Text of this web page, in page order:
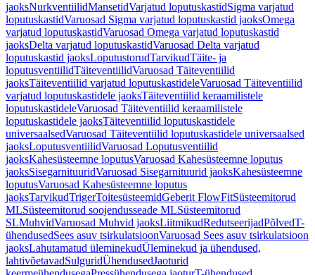
jaoksNurkventiilidMansetidVarjatud loputuskastidSigma varjatud
loputuskastidVaruosad Sigma varjatud loputuskastid jaoksOmega
varjatud loputuskastidVaruosad Omega varjatud loputuskastid
jaoksDelta varjatud loputuskastidVaruosad Delta varjatud
loputuskastid jaoksLoputustorudTarvikudTäite- ja
loputusventiilidTäiteventiilidVaruosad Täiteventiilid
jaoksTäiteventiilid varjatud loputuskastideleVaruosad Täiteventiilid
varjatud loputuskastidele jaoksTäiteventiilid keraamilistele
loputuskastideleVaruosad Täiteventiilid keraamilistele
loputuskastidele jaoksTäiteventiilid loputuskastidele
universaalsedVaruosad Täiteventiilid loputuskastidele universaalsed
jaoksLoputusventiilidVaruosad Loputusventiilid
jaoksKahesüsteemne loputusVaruosad Kahesüsteemne loputus
jaoksSisegarnituuridVaruosad Sisegarnituurid jaoksKahesüsteemne
loputusVaruosad Kahesüsteemne loputus
jaoksTarvikudTrigerToitesüsteemidGeberit FlowFitSüsteemitorud
MLSüsteemitorud soojendusseade MLSüsteemitorud
SLMuhvidVaruosad Muhvid jaoksLiitmikudRedutseerijadPõlvedT-
ühendusedSees asuv tsirkulatsioonVaruosad Sees asuv tsirkulatsioon
jaoksLahutamatud üleminekudÜleminekud ja ühendused,
lahtivõetavadSulguridÜhendusedJaoturid